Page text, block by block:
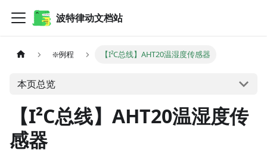
波特律动文档站
❇️例程 【I²C总线】AHT20温湿度传感器
本页总览
【I²C总线】AHT20温湿度传
感器